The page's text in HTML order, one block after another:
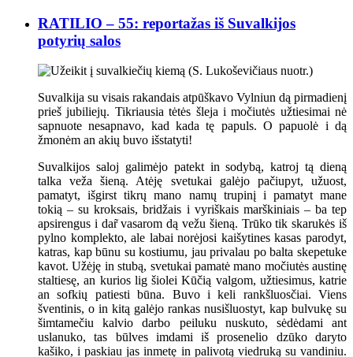
RATILIO – 55: reportažas iš Suvalkijos
potyrių salos
Suvalkija su visais rakandais atpūškavo Vylniun dą pirmadienį
prieš jubiliejų. Tikriausia tėtės šleja i močiutės užtiesimai nė
sapnuote nesapnavo, kad kada tę papuls. O papuolė i dą
žmonėm an akių buvo išstatyti!
Suvalkijos saloj galimėjo patekt in sodybą, katroj tą dieną
talka veža šieną. Atėję svetukai galėjo pačiupyt, užuost,
pamatyt, išgirst tikrų mano namų trupinį i pamatyt mane
tokią – su kroksais, bridžais i vyriškais marškiniais – ba tep
apsirengus i dar̃ vasarom dą vežu šieną. Trūko tik skarukės iš
pylno komplekto, ale labai norėjosi kaišytines kasas parodyt,
katras, kap būnu su kostiumu, jau privalau po balta skepetuke
kavot. Užėję in stubą, svetukai pamatė mano močiutės austinę
staltiesę, an kurios lig šiolei Kūčią valgom, užtiesimus, katrie
an sofkių patiesti būna. Buvo i keli rankšluosčiai. Viens
šventinis, o in kitą galėjo rankas nusišluostyt, kap bulvukę su
šimtamečiu kalvio darbo peiluku nuskuto, sėdėdami ant
uslanuko, tas būlves imdami iš prosenelio dzūko daryto
kašiko, i paskiau jas inmetę in palivotą viedruką su vandiniu.